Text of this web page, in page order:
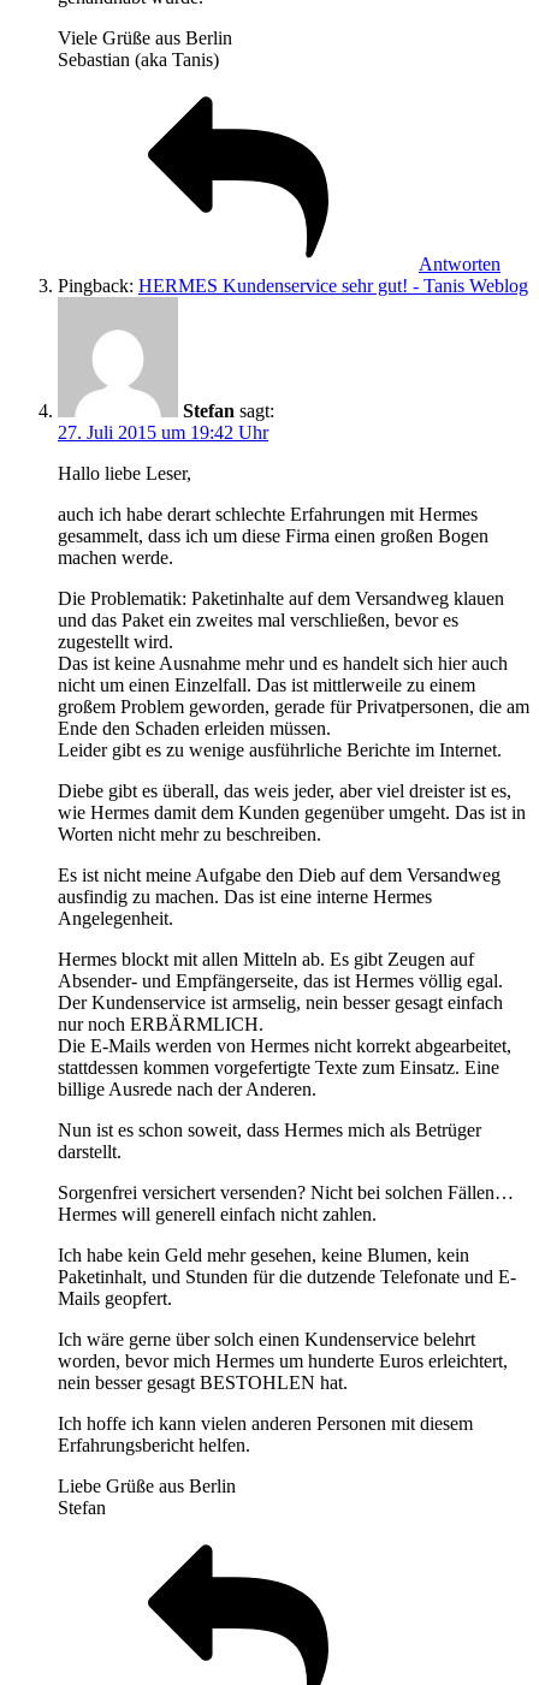
Viele Grüße aus Berlin
Sebastian (aka Tanis)
Antworten
Pingback: HERMES Kundenservice sehr gut! - Tanis Weblog
Stefan sagt:
27. Juli 2015 um 19:42 Uhr
Hallo liebe Leser,
auch ich habe derart schlechte Erfahrungen mit Hermes
gesammelt, dass ich um diese Firma einen großen Bogen
machen werde.
Die Problematik: Paketinhalte auf dem Versandweg klauen
und das Paket ein zweites mal verschließen, bevor es
zugestellt wird.
Das ist keine Ausnahme mehr und es handelt sich hier auch
nicht um einen Einzelfall. Das ist mittlerweile zu einem
großem Problem geworden, gerade für Privatpersonen, die am
Ende den Schaden erleiden müssen.
Leider gibt es zu wenige ausführliche Berichte im Internet.
Diebe gibt es überall, das weis jeder, aber viel dreister ist es,
wie Hermes damit dem Kunden gegenüber umgeht. Das ist in
Worten nicht mehr zu beschreiben.
Es ist nicht meine Aufgabe den Dieb auf dem Versandweg
ausfindig zu machen. Das ist eine interne Hermes
Angelegenheit.
Hermes blockt mit allen Mitteln ab. Es gibt Zeugen auf
Absender- und Empfängerseite, das ist Hermes völlig egal.
Der Kundenservice ist armselig, nein besser gesagt einfach
nur noch ERBÄRMLICH.
Die E-Mails werden von Hermes nicht korrekt abgearbeitet,
stattdessen kommen vorgefertigte Texte zum Einsatz. Eine
billige Ausrede nach der Anderen.
Nun ist es schon soweit, dass Hermes mich als Betrüger
darstellt.
Sorgenfrei versichert versenden? Nicht bei solchen Fällen…
Hermes will generell einfach nicht zahlen.
Ich habe kein Geld mehr gesehen, keine Blumen, kein
Paketinhalt, und Stunden für die dutzende Telefonate und E-
Mails geopfert.
Ich wäre gerne über solch einen Kundenservice belehrt
worden, bevor mich Hermes um hunderte Euros erleichtert,
nein besser gesagt BESTOHLEN hat.
Ich hoffe ich kann vielen anderen Personen mit diesem
Erfahrungsbericht helfen.
Liebe Grüße aus Berlin
Stefan